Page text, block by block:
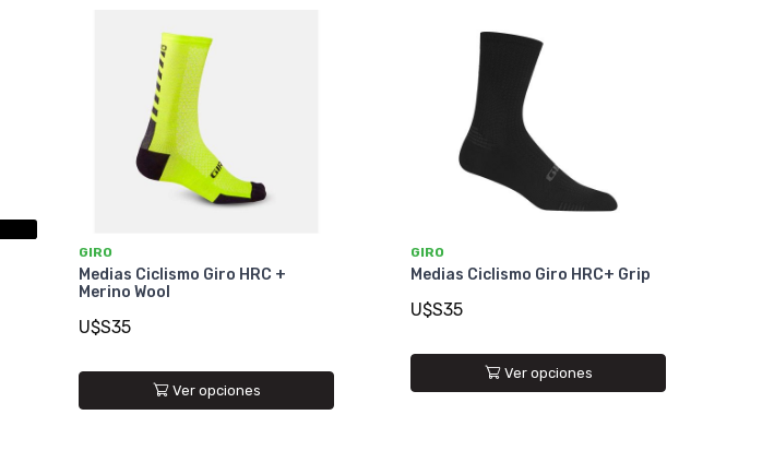
GIRO
Medias Ciclismo Giro HRC +
Merino Wool
U$S35
Ver opciones
GIRO
Medias Ciclismo Giro HRC+ Grip
U$S35
Ver opciones